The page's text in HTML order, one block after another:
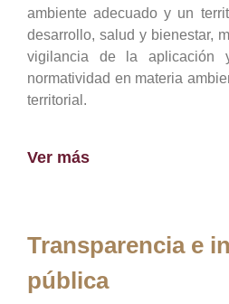
ambiente adecuado y un
desarrollo, salud y bienestar,
vigilancia de la aplicación
normatividad en materia
territorial.
Ver más
Transparencia e
pública